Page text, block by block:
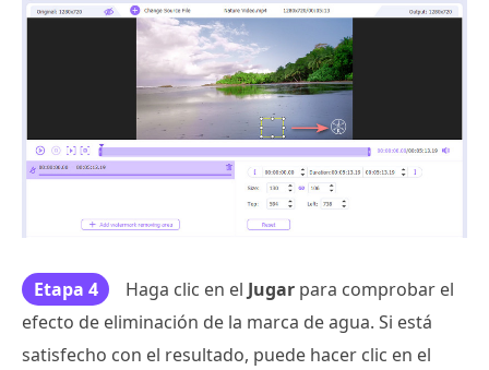
Etapa 4 Haga clic en el Jugar para comprobar el
efecto de eliminación de la marca de agua. Si está
satisfecho con el resultado, puede hacer clic en el